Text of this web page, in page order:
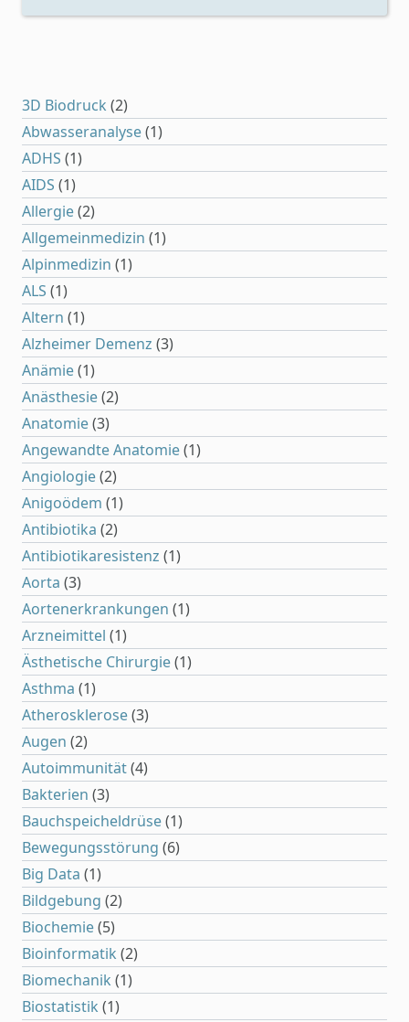
3D Biodruck (2)
Abwasseranalyse(1)
ADHS (1)
AIDS (1)
Allergie(2)
Allgemeinmedizin (1)
Alpinmedizin (1)
ALS (1)
Altern (1)
Alzheimer Demenz (3)
Anämie(1)
Anästhesie(2)
Anatomie(3)
Angewandte Anatomie(1)
Angiologie(2)
Anigoödem (1)
Antibiotika (2)
Antibiotikaresistenz (1)
Aorta (3)
Aortenerkrankungen (1)
Arzneimittel (1)
Ästhetische Chirurgie(1)
Asthma (1)
Atherosklerose(3)
Augen (2)
Autoimmunität(4)
Bakterien (3)
Bauchspeicheldrüse(1)
Bewegungsstörung (6)
Big Data (1)
Bildgebung (2)
Biochemie(5)
Bioinformatik (2)
Biomechanik (1)
Biostatistik (1)